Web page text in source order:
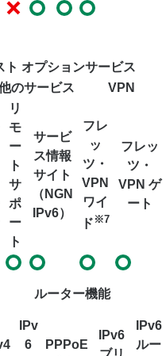
ト オプションサービス
のサービス VPN
リ
モ
ー
ト
サ
ポ
ー
ト
サービ
ス情報
サイト
（NGN
IPv6）
フレ
ッ
ツ・
VPN
ワイ
ド ※7
フレッ
ツ・
VPN ゲ
ート
ルーター機能
IPv
6
PPPoE
IPv6
IPv6
ルー